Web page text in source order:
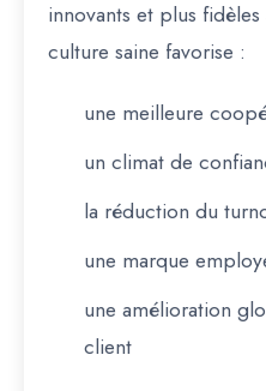
innovants et plus
culture saine favorise :
une meilleure
un climat de
la réduction du
une marque
une amélioration
client